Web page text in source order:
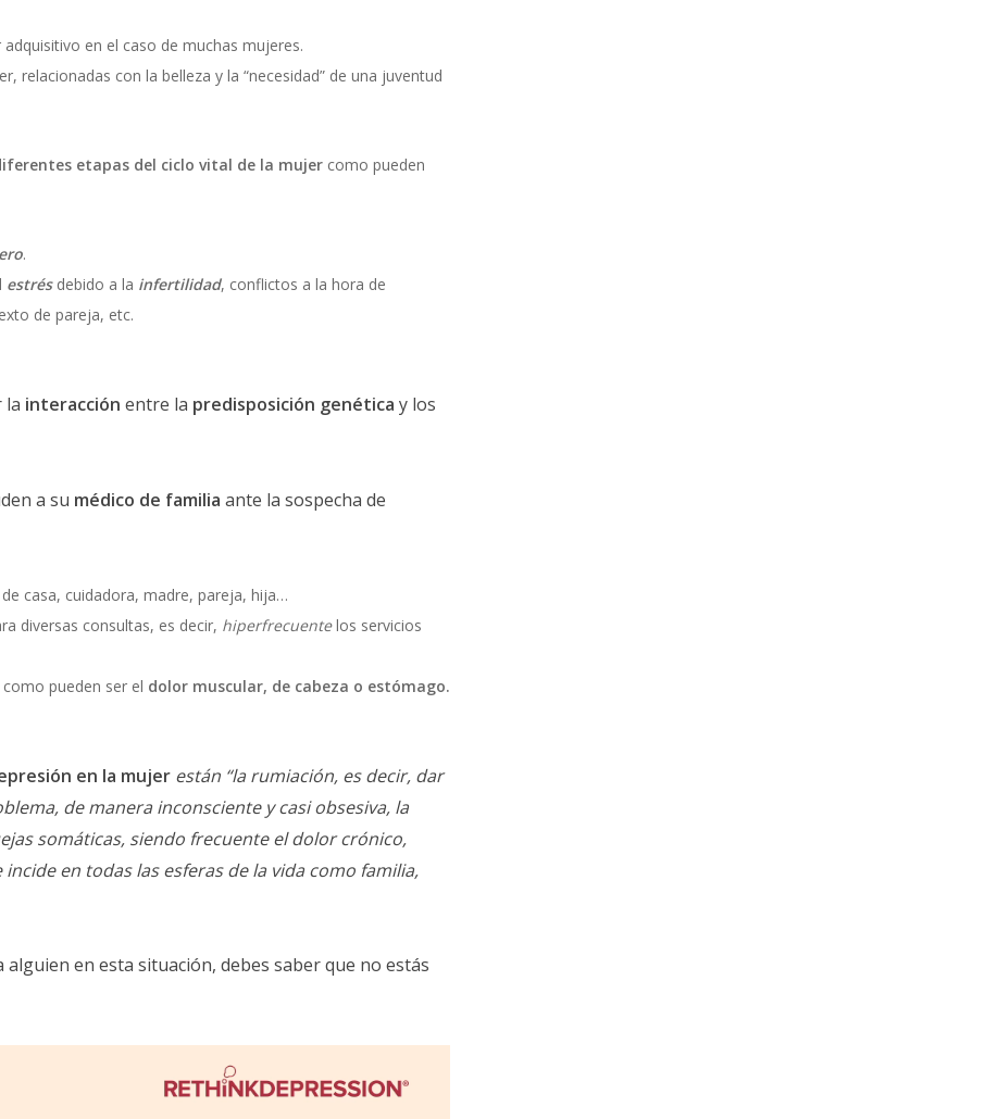
en el caso de muchas mujeres.
relacionadas con la belleza y la “necesidad” de una juventud
etapas del ciclo vital de la mujer como pueden
.
estrésdebido a la infertilidad, conflictos a la hora de
de pareja, etc.
la interacción entre la predisposición genética y los
a su médico de familia ante la sospecha de
casa, cuidadora, madre, pareja, hija…
diversas consultas, es decir, hiperfrecuentelos servicios
como pueden ser el dolor muscular, de cabeza o estómago.
en la mujer están “la rumiación, es decir, dar
de manera inconsciente y casi obsesiva, la
somáticas, siendo frecuente el dolor crónico,
en todas las esferas de la vida como familia,
alguien en esta situación, debes saber que no estás